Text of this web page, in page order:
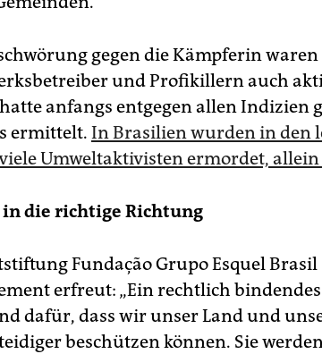
gegen die Kämpferin
und Profikillern auch
anfangs entgegen allen Indizien
ermittelt. In Brasilien wurden in den
Umweltaktivisten ermordet, allein
die richtige Richtung
Fundação Grupo Esquel
erfreut: „Ein rechtlich
dafür, dass wir unser Land und
beschützen können. Sie